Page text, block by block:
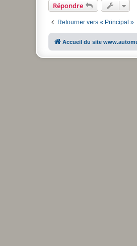
Répondre
Retourner vers « Principal »
Accueil du site